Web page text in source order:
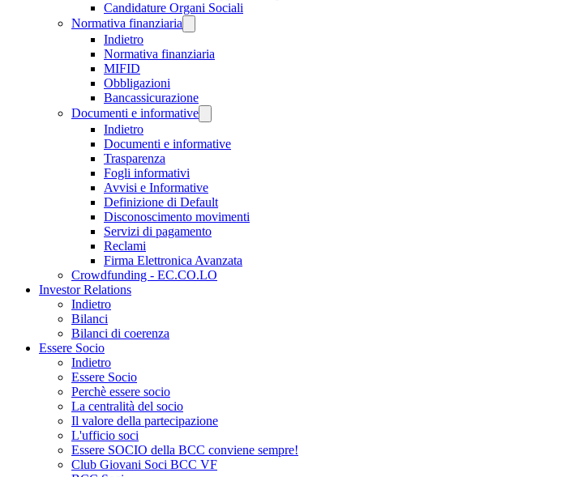
Candidature Organi Sociali
Normativa finanziaria
Indietro
Normativa finanziaria
MIFID
Obbligazioni
Bancassicurazione
Documenti e informative
Indietro
Documenti e informative
Trasparenza
Fogli informativi
Avvisi e Informative
Definizione di Default
Disconoscimento movimenti
Servizi di pagamento
Reclami
Firma Elettronica Avanzata
Crowdfunding - EC.CO.LO
Investor Relations
Indietro
Bilanci
Bilanci di coerenza
Essere Socio
Indietro
Essere Socio
Perchè essere socio
La centralità del socio
Il valore della partecipazione
L'ufficio soci
Essere SOCIO della BCC conviene sempre!
Club Giovani Soci BCC VF